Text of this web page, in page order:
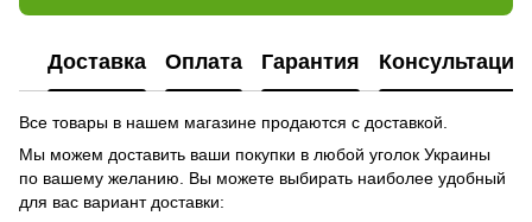
Доставка Оплата Гарантия Консультация
Все товары в нашем магазине продаются с доставкой.
Мы можем доставить ваши покупки в любой уголок Украины
по вашему желанию. Вы можете выбирать наиболее удобный
для вас вариант доставки: